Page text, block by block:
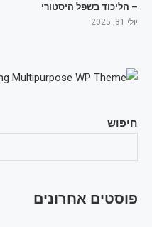
חיפוש
פוסטים אחרונים
– הליכוד בשפל היסטורי
יולי 31, 2025